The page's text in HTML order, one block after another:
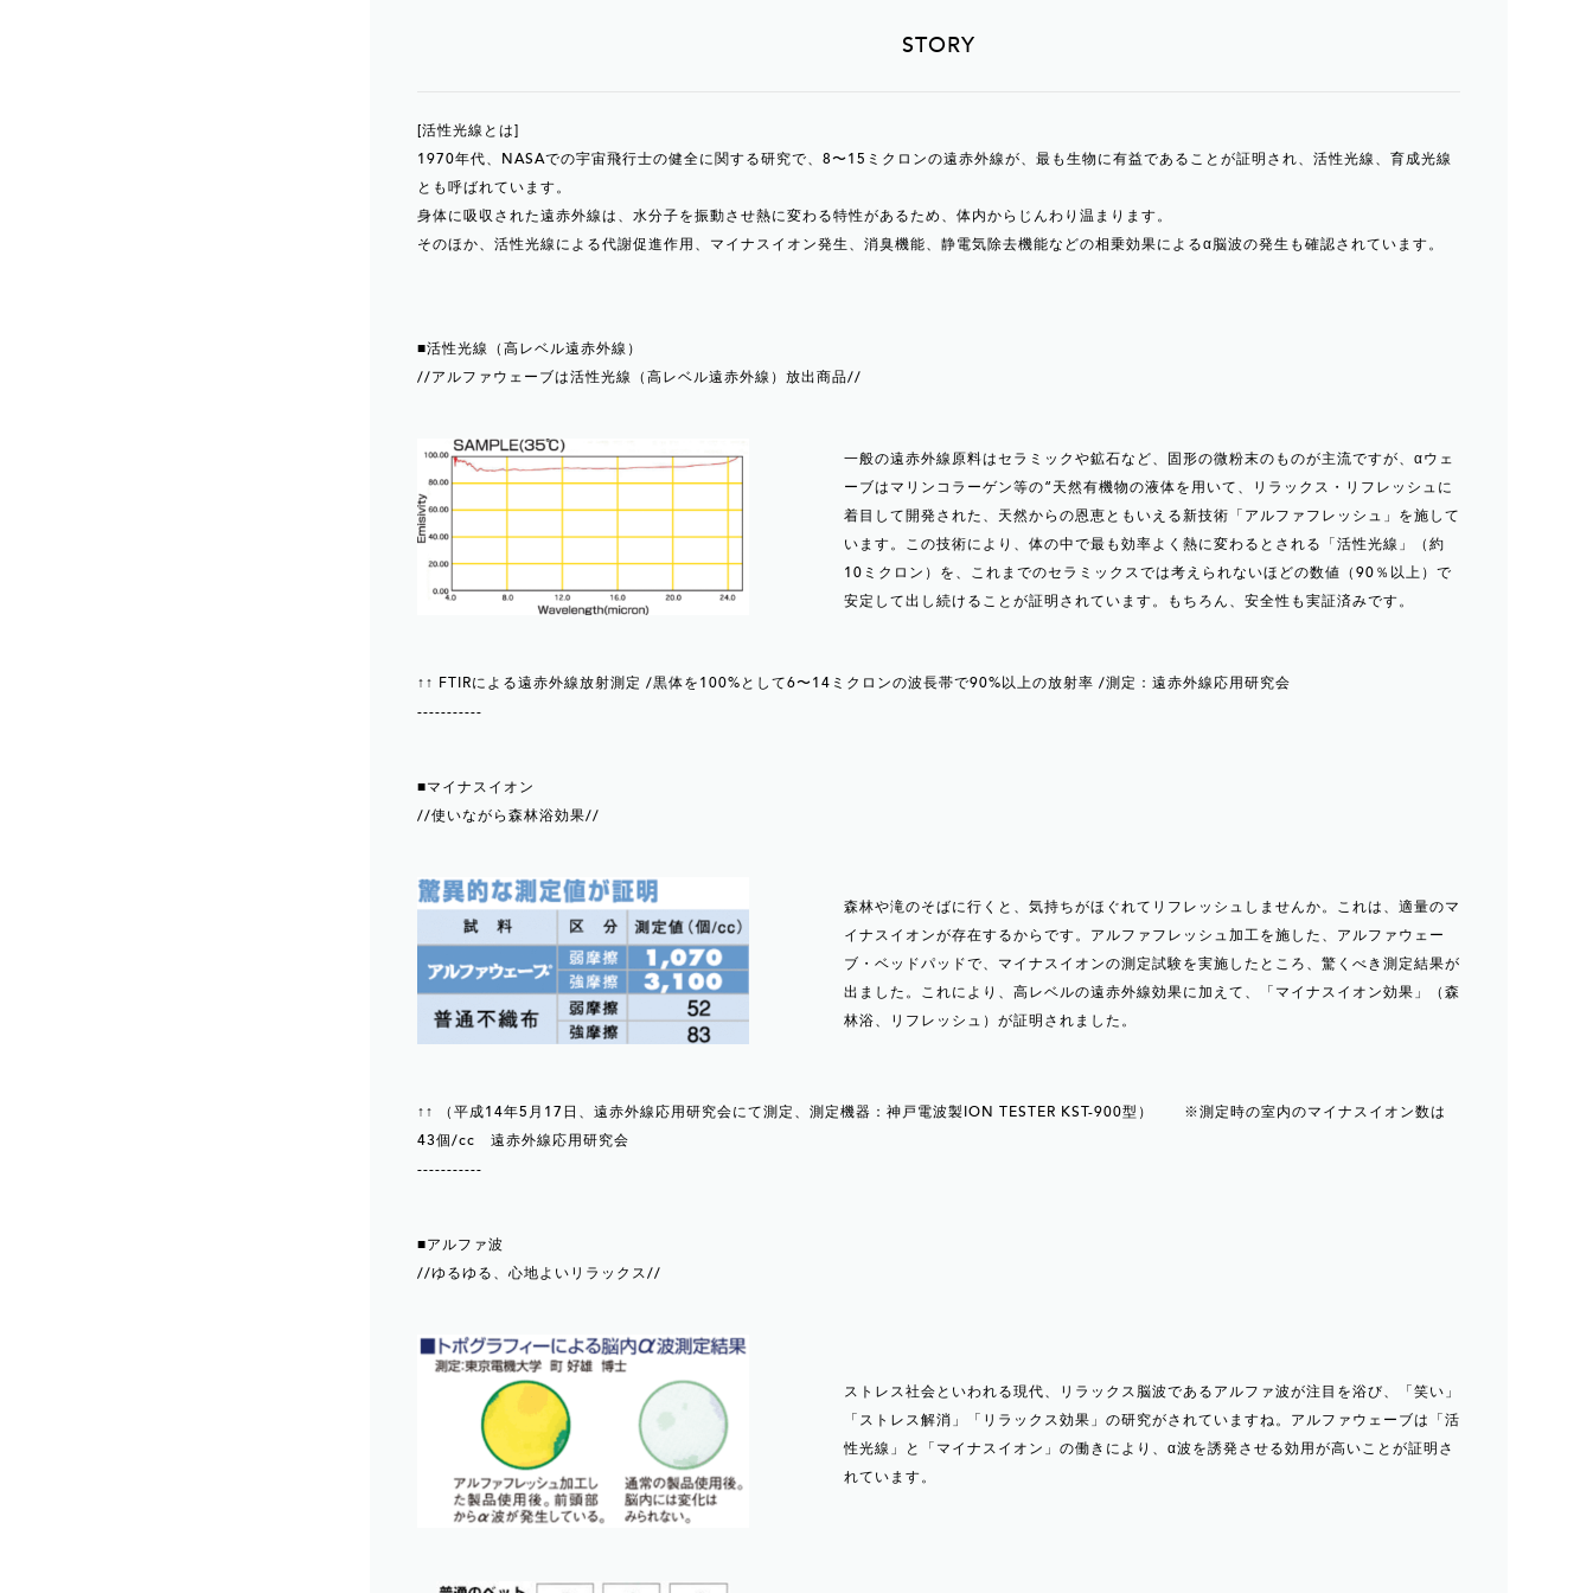
STORY
[活性光線とは]
1970年代、NASAでの宇宙飛行士の健全に関する研究で、8〜15ミクロンの遠赤外線が、最も生物に有益であることが証明され、活性光線、育成光線
とも呼ばれています。
身体に吸収された遠赤外線は、水分子を振動させ熱に変わる特性があるため、体内からじんわり温まります。
そのほか、活性光線による代謝促進作用、マイナスイオン発生、消臭機能、静電気除去機能などの相乗効果によるα脳波の発生も確認されています。
■活性光線（高レベル遠赤外線）
//アルファウェーブは活性光線（高レベル遠赤外線）放出商品//
一般の遠赤外線原料はセラミックや鉱石など、固形の微粉末のものが主流ですが、αウェ
ーブはマリンコラーゲン等の“天然有機物の液体を用いて、リラックス・リフレッシュに
着目して開発された、天然からの恩恵ともいえる新技術「アルファフレッシュ」を施して
います。この技術により、体の中で最も効率よく熱に変わるとされる「活性光線」（約
10ミクロン）を、これまでのセラミックスでは考えられないほどの数値（90％以上）で
安定して出し続けることが証明されています。もちろん、安全性も実証済みです。
↑↑ FTIRによる遠赤外線放射測定 /黒体を100%として6〜14ミクロンの波長帯で90%以上の放射率 /測定：遠赤外線応用研究会
-----------
■マイナスイオン
//使いながら森林浴効果//
森林や滝のそばに行くと、気持ちがほぐれてリフレッシュしませんか。これは、適量のマ
イナスイオンが存在するからです。アルファフレッシュ加工を施した、アルファウェー
ブ・ベッドパッドで、マイナスイオンの測定試験を実施したところ、驚くべき測定結果が
出ました。これにより、高レベルの遠赤外線効果に加えて、「マイナスイオン効果」（森
林浴、リフレッシュ）が証明されました。
↑↑ （平成14年5月17日、遠赤外線応用研究会にて測定、測定機器：神戸電波製ION TESTER KST-900型） ※測定時の室内のマイナスイオン数は
43個/cc 遠赤外線応用研究会
-----------
■アルファ波
//ゆるゆる、心地よいリラックス//
ストレス社会といわれる現代、リラックス脳波であるアルファ波が注目を浴び、「笑い」
「ストレス解消」「リラックス効果」の研究がされていますね。アルファウェーブは「活
性光線」と「マイナスイオン」の働きにより、α波を誘発させる効用が高いことが証明さ
れています。